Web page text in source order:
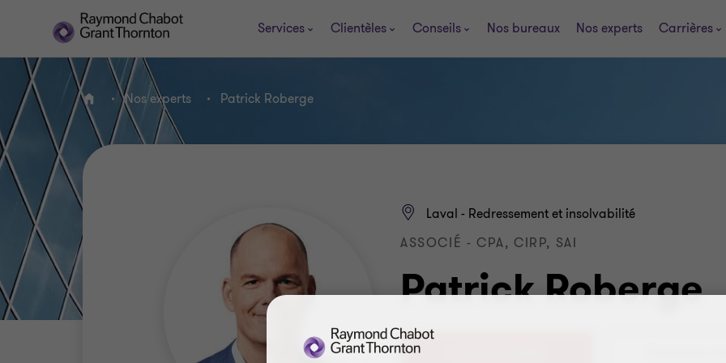
Services Clientèles Conseils Nos bureaux Nos experts Carrières
ACCUEILNos experts Patrick Roberge
Patrick Roberge
Laval - Redressement et insolvabilité
ASSOCIÉ - CPA, CIRP, SAI